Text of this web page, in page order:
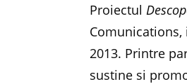
Proiectul
2013. Printre
sustine si